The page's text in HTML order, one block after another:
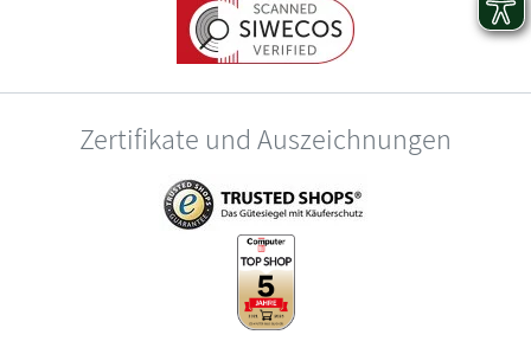
Zertifikate und Auszeichnungen